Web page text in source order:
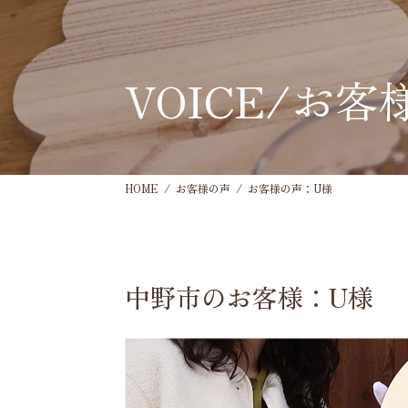
VOICE/お客
HOME お客様の声 お客様の声：U様
中野市のお客様：U様